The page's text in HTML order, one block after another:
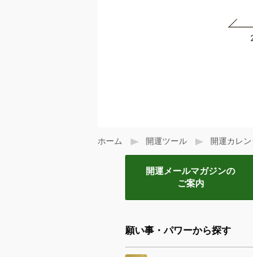
ホーム 開運ツール 開運カレン
開運メールマガジンの
ご案内
願い事・パワーから探す